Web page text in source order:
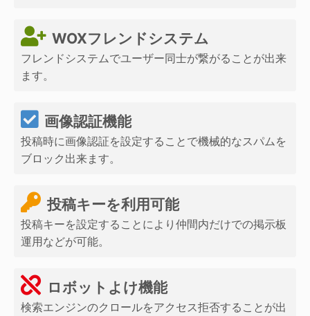
WOXフレンドシステム
フレンドシステムでユーザー同士が繋がることが出来
ます。
画像認証機能
投稿時に画像認証を設定することで機械的なスパムを
ブロック出来ます。
投稿キーを利用可能
投稿キーを設定することにより仲間内だけでの掲示板
運用などが可能。
ロボットよけ機能
検索エンジンのクロールをアクセス拒否することが出